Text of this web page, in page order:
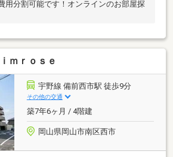
用分割可能です！オンラインのお部屋探
ｍｒｏｓｅ
宇野線 備前西市駅 徒歩9分
その他の交通
築7年6ヶ月 / 4階建
岡山県岡山市南区西市